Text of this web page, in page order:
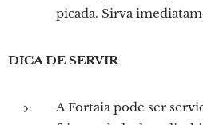
picada. Sirva
DICA DE SERVIR
A Fortaia pode ser